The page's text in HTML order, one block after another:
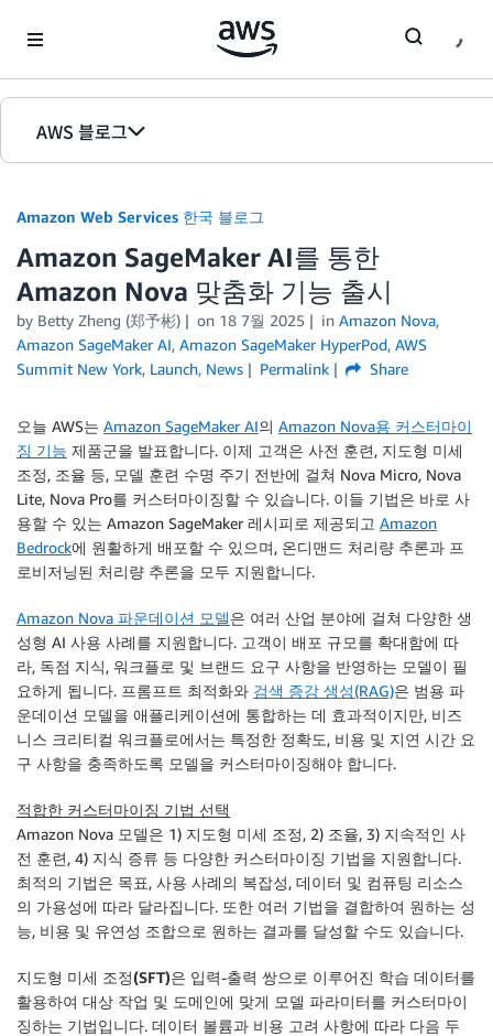
AWS 블로그
홈
에디션
Amazon Web Services 한국 블로그
Amazon SageMaker AI를 통한
Amazon Nova 맞춤화 기능 출시
by Betty Zheng (郑予彬) on 18 7월 2025 in Amazon Nova,
Amazon SageMaker AI, Amazon SageMaker HyperPod, AWS
Summit New York, Launch, News Permalink Share
오늘 AWS는 Amazon SageMaker AI의 Amazon Nova용 커스터마이
징 기능 제품군을 발표합니다. 이제 고객은 사전 훈련, 지도형 미세
조정, 조율 등, 모델 훈련 수명 주기 전반에 걸쳐 Nova Micro, Nova
Lite, Nova Pro를 커스터마이징할 수 있습니다. 이들 기법은 바로 사
용할 수 있는 Amazon SageMaker 레시피로 제공되고 Amazon
Bedrock에 원활하게 배포할 수 있으며, 온디맨드 처리량 추론과 프
로비저닝된 처리량 추론을 모두 지원합니다.
Amazon Nova 파운데이션 모델은 여러 산업 분야에 걸쳐 다양한 생
성형 AI 사용 사례를 지원합니다. 고객이 배포 규모를 확대함에 따
라, 독점 지식, 워크플로 및 브랜드 요구 사항을 반영하는 모델이 필
요하게 됩니다. 프롬프트 최적화와 검색 증강 생성(RAG)은 범용 파
운데이션 모델을 애플리케이션에 통합하는 데 효과적이지만, 비즈
니스 크리티컬 워크플로에서는 특정한 정확도, 비용 및 지연 시간 요
구 사항을 충족하도록 모델을 커스터마이징해야 합니다.
적합한 커스터마이징 기법 선택
Amazon Nova 모델은 1) 지도형 미세 조정, 2) 조율, 3) 지속적인 사
전 훈련, 4) 지식 증류 등 다양한 커스터마이징 기법을 지원합니다.
최적의 기법은 목표, 사용 사례의 복잡성, 데이터 및 컴퓨팅 리소스
의 가용성에 따라 달라집니다. 또한 여러 기법을 결합하여 원하는 성
능, 비용 및 유연성 조합으로 원하는 결과를 달성할 수도 있습니다.
지도형 미세 조정(SFT)은 입력-출력 쌍으로 이루어진 학습 데이터를
활용하여 대상 작업 및 도메인에 맞게 모델 파라미터를 커스터마이
징하는 기법입니다. 데이터 볼륨과 비용 고려 사항에 따라 다음 두